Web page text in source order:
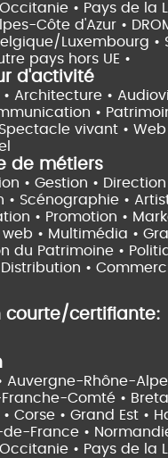
Occitanie • Pays de la
Côte d'Azur •
Luxembourg •
pays hors UE •
d'activité
• Architecture •
•
Spectacle vivant •
de métiers
• Gestion • Direction
• Scénographie •
• Promotion •
• Multimédia •
du Patrimoine •
Distribution •
courte/certifiante:
Auvergne-Rhône-
Comté •
Corse • Grand Est •
de-France •
Occitanie • Pays de la